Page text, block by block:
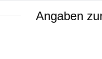
Angaben